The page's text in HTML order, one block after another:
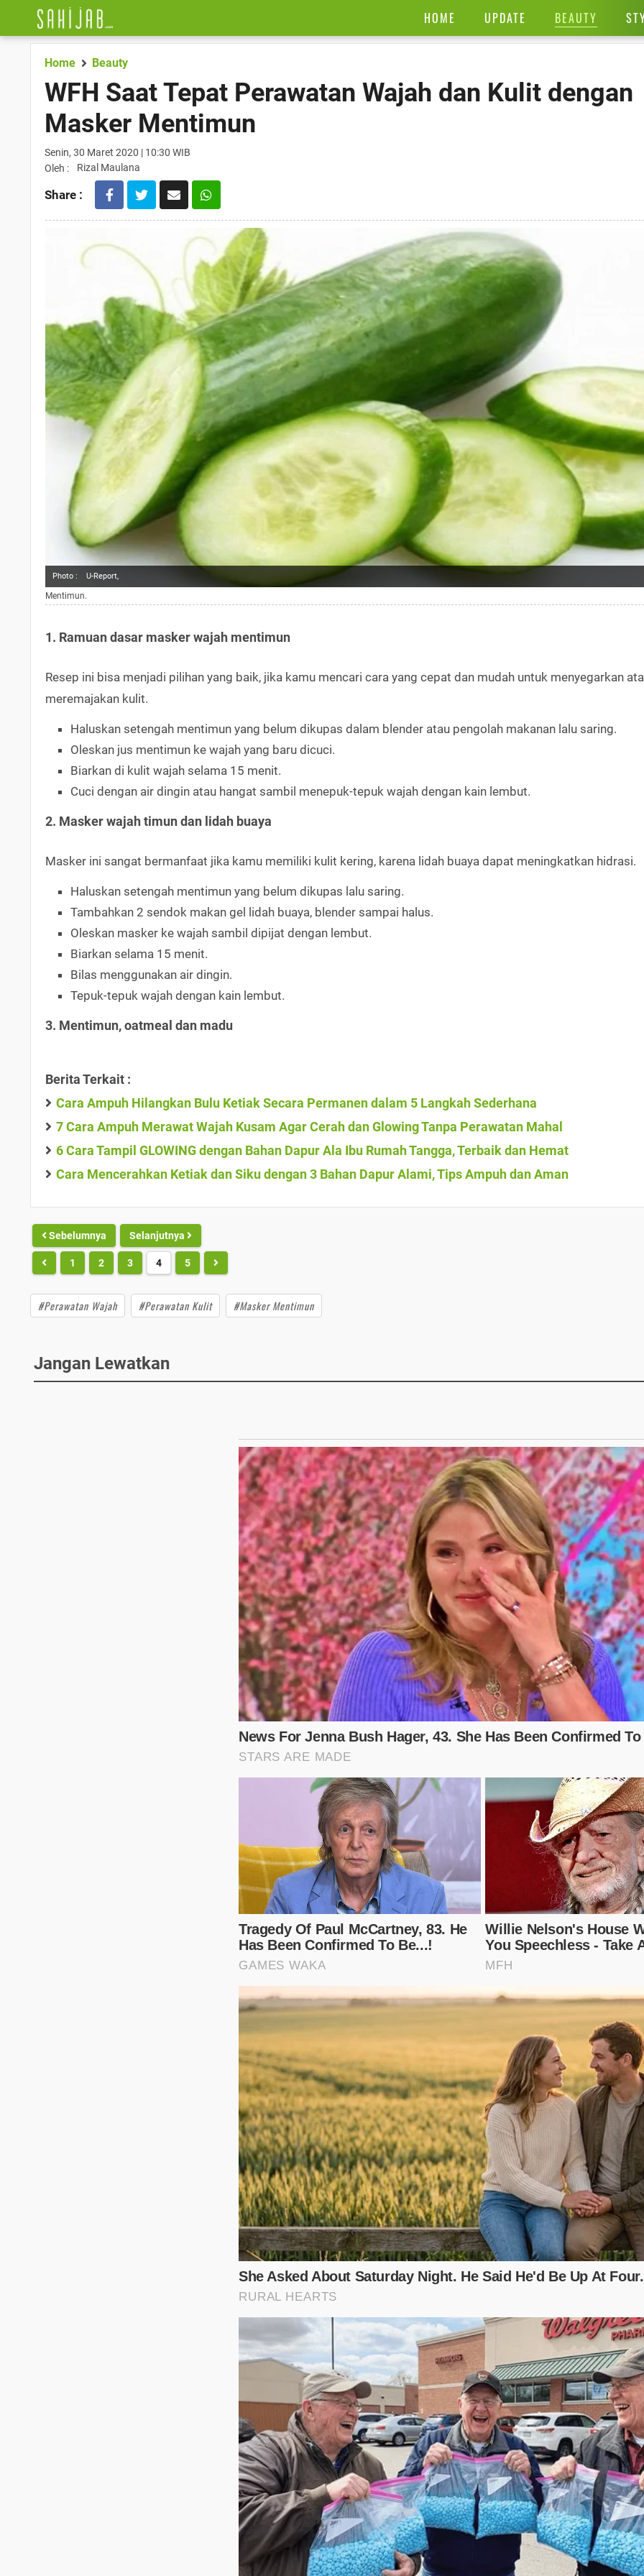
HOME UPDATE BEAUTY
Home Beauty
WFH Saat Tepat Perawatan Wajah dan Kulit dengan
Masker Mentimun
Senin, 30 Maret 2020 | 10:30 WIB
Oleh :
Rizal Maulana
Share :
Photo : U-Report,
Mentimun.
1. Ramuan dasar masker wajah mentimun
Resep ini bisa menjadi pilihan yang baik, jika kamu mencari cara yang cepat dan mudah untuk menyegarkan
meremajakan kulit.
Haluskan setengah mentimun yang belum dikupas dalam blender atau pengolah makanan lalu saring.
Oleskan jus mentimun ke wajah yang baru dicuci.
Biarkan di kulit wajah selama 15 menit.
Cuci dengan air dingin atau hangat sambil menepuk-tepuk wajah dengan kain lembut.
2. Masker wajah timun dan lidah buaya
Masker ini sangat bermanfaat jika kamu memiliki kulit kering, karena lidah buaya dapat meningkatkan hidrasi.
Haluskan setengah mentimun yang belum dikupas lalu saring.
Tambahkan 2 sendok makan gel lidah buaya, blender sampai halus.
Oleskan masker ke wajah sambil dipijat dengan lembut.
Biarkan selama 15 menit.
Bilas menggunakan air dingin.
Tepuk-tepuk wajah dengan kain lembut.
3. Mentimun, oatmeal dan madu
Berita Terkait :
Cara Ampuh Hilangkan Bulu Ketiak Secara Permanen dalam 5 Langkah Sederhana
7 Cara Ampuh Merawat Wajah Kusam Agar Cerah dan Glowing Tanpa Perawatan Mahal
6 Cara Tampil GLOWING dengan Bahan Dapur Ala Ibu Rumah Tangga, Terbaik dan Hemat
Cara Mencerahkan Ketiak dan Siku dengan 3 Bahan Dapur Alami, Tips Ampuh dan Aman
Sebelumnya Selanjutnya
1 2 3 4 5
#Perawatan Wajah #Perawatan Kulit #Masker Mentimun
Jangan Lewatkan